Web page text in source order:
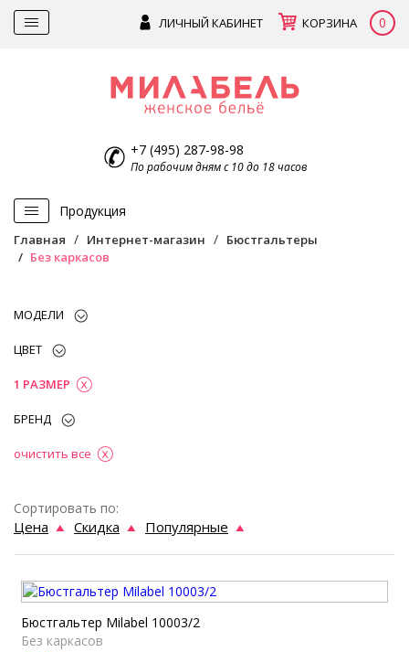
ЛИЧНЫЙ КАБИНЕТ КОРЗИНА 0
+7 (495) 287-98-98
По рабочим дням с 10 до 18 часов
Продукция
Главная Интернет-магазин
Бюстгальтеры
Без каркасов
МОДЕЛИ
ЦВЕТ
1 РАЗМЕР
БРЕНД
очистить все
Сортировать по:
Цена Скидка Популярные
Бюстгальтер Milabel 10003/2
Без каркасов